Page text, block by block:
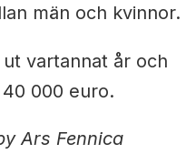
män och kvinnor.
vartannat år och
000 euro.
Ars Fennica